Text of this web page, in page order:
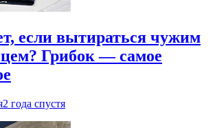
если вытираться чужим
Грибок — самое
2 года спустя